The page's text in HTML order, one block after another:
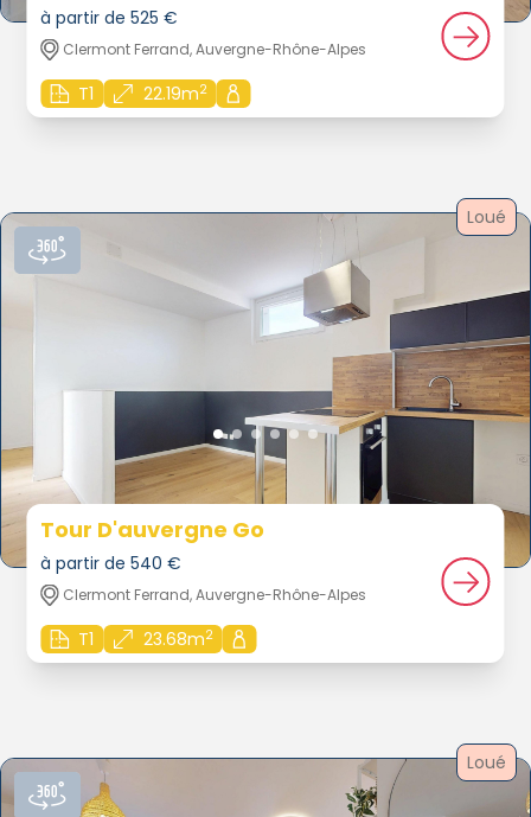
à partir de 525 €
Clermont Ferrand, Auvergne-Rhône-Alpes
T1 22.19m2
Loué
Tour D'auvergne Go
à partir de 540 €
Clermont Ferrand, Auvergne-Rhône-Alpes
T1 23.68m2
Loué